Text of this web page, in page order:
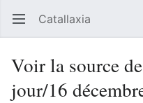
Ouvrir le menu principal Catallaxia
Voir la source
jour/16